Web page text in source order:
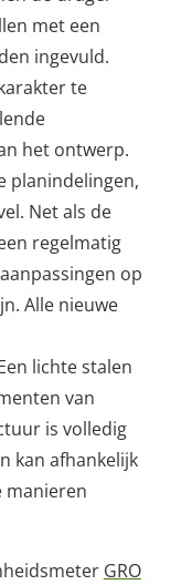
met een
ingevuld.
te
het ontwerp.
planindelingen,
Net als de
regelmatig
op
Alle nieuwe
lichte stalen
van
is volledig
kan afhankelijk
manieren
GRO